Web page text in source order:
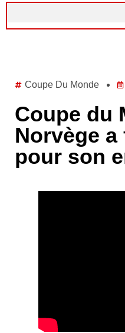
Coupe Du Monde
Coupe du
Norvège
pour son